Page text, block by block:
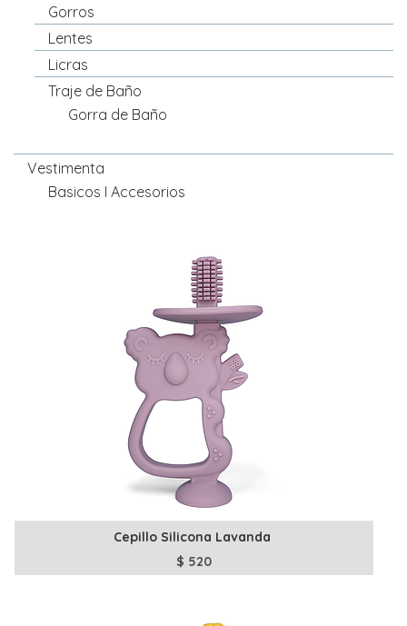
Gorros
Lentes
Licras
Traje de Baño
Gorra de Baño
Vestimenta
Basicos I Accesorios
Cepillo Silicona Lavanda
$ 520